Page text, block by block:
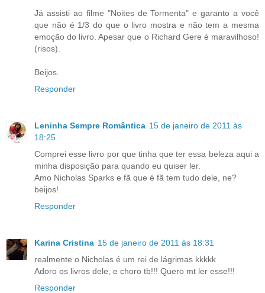
Já assisti ao filme "Noites de Tormenta" e garanto a você
que não é 1/3 do que o livro mostra e não tem a mesma
emoção do livro. Apesar que o Richard Gere é maravilhoso!
(risos).
Beijos.
Responder
Leninha Sempre Romântica 15 de janeiro de 2011 às
18:25
Comprei esse livro por que tinha que ter essa beleza aqui a
minha disposição para quando eu quiser ler.
Amo Nicholas Sparks e fã que é fã tem tudo dele, ne?
beijos!
Responder
Karina Cristina 15 de janeiro de 2011 às 18:31
realmente o Nicholas é um rei de lágrimas kkkkk
Adoro os livros dele, e choro tb!!! Quero mt ler esse!!!
Responder